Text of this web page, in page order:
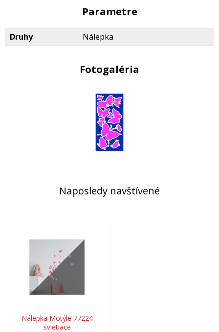
Parametre
Druhy Nálepka
Fotogaléria
Naposledy navštívené
Nálepka Motýle 77224
svietiace